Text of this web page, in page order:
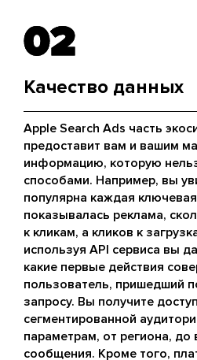
02
02
Качество данных
Apple Search Ads часть
предоставит вам и вашим
информацию, которую
способами. Например, вы
популярна каждая
показывалась реклама,
к кликам, а кликов к
используя API сервиса вы
какие первые действия
пользователь, пришедший
запросу. Вы получите
сегментированной
параметрам, от региона, до
сообщения. Кроме того,